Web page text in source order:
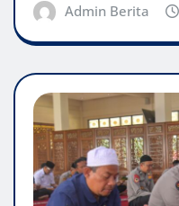
Admin Berita